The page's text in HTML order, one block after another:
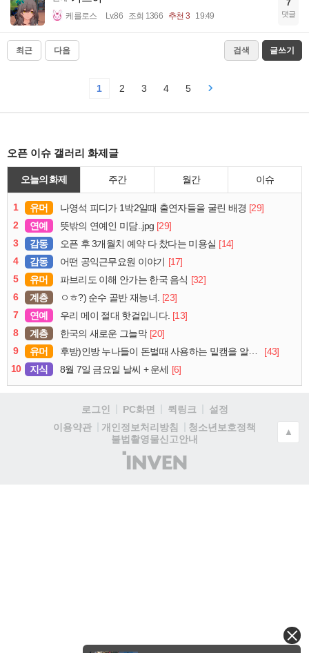
케를로스 Lv.86 조회 1366 추천 3 19:49
7
댓글
최근 다음 검색 글쓰기
1 2 3 4 5
오픈 이슈 갤러리 화제글
오늘의 화제 주간 월간 이슈
1 유머 나영석 피디가 1박2일때 출연자들을 굴린 배경 [29]
2
연예 뜻밖의 연예인 미담..jpg [29]
3
감동 오픈 후 3개월치 예약 다 찼다는 미용실 [14]
4
감동 어떤 공익근무요원 이야기
[17]
5
유머 파브리도 이해 안가는 한국 음식 [32]
6
계층 ㅇㅎ?) 순수 골반 재능녀. [23]
7
연예 우리 메이 절대 핫걸입니다. [13]
8
계층 한국의 새로운 그늘막 [20]
9
유머 후방)인방 누나들이 돈벌때 사용하는 밑캠을 알아보자
[43]
10
지식 8월 7일 금요일 날씨 + 운세 [6]
로그인 PC화면 퀵링크
설정
이용약관
개인정보처리방침
청소년보호정책
불법촬영물신고안내
(주)
인
▲